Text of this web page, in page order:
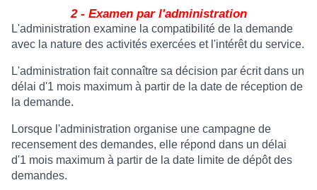
2 - Examen par l'administration
L'administration examine la compatibilité de la demande
avec la nature des activités exercées et l'intérêt du service.
L'administration fait connaître sa décision par écrit dans un
délai d'1 mois maximum à partir de la date de réception de
la demande.
Lorsque l'administration organise une campagne de
recensement des demandes, elle répond dans un délai
d'1 mois maximum à partir de la date limite de dépôt des
demandes.